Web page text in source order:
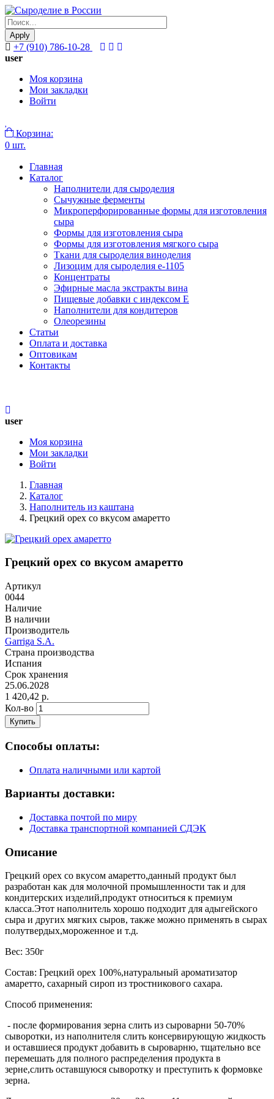
Apply
+7 (910) 786-10-28
user
Моя корзина
Мои закладки
Войти
Корзина:
0 шт.
Главная
Каталог
Наполнители для сыроделия
Сычужные ферменты
Микроперфорированные формы для изготовления
сыра
Формы для изготовления сыра
Формы для изготовления мягкого сыра
Ткани для сыроделия виноделия
Лизоцим для сыроделия e-1105
Концентраты
Эфирные масла экстракты вина
Пищевые добавки с индексом Е
Наполнители для кондитеров
Олеорезины
Статьи
Оплата и доставка
Оптовикам
Контакты
user
Моя корзина
Мои закладки
Войти
Главная
Каталог
Наполнитель из каштана
Грецкий орех со вкусом амаретто
Грецкий орех со вкусом амаретто
Артикул
0044
Наличие
В наличии
Производитель
Garriga S.A.
Страна производства
Испания
Срок хранения
25.06.2028
1 420,42 р.
Кол-во
Купить
Способы оплаты:
Оплата наличными или картой
Варианты доставки:
Доставка почтой по миру
Доставка транспортной компанией СДЭК
Описание
Грецкий орех со вкусом амаретто,данный продукт был
разработан как для молочной промышленности так и для
кондитерских изделий,продукт относиться к премиум
класса.Этот наполнитель хорошо подходит для адыгейского
сыра и других мягких сыров, также можно применять в сырах
полутвердых,мороженное и т.д.
Вес: 350г
Состав: Грецкий орех 100%,натуральный ароматизатор
амаретто, сахарный сироп из тростникового сахара.
Способ применения:
- после формирования зерна слить из сыроварни 50-70%
сыворотки, из наполнителя слить консервирующую жидкость
и оставшиеся продукт добавить в сыроварню, тщательно все
перемешать для полного распределения продукта в
зерне,слить оставшуюся сыворотку и преступить к формовке
зерна.